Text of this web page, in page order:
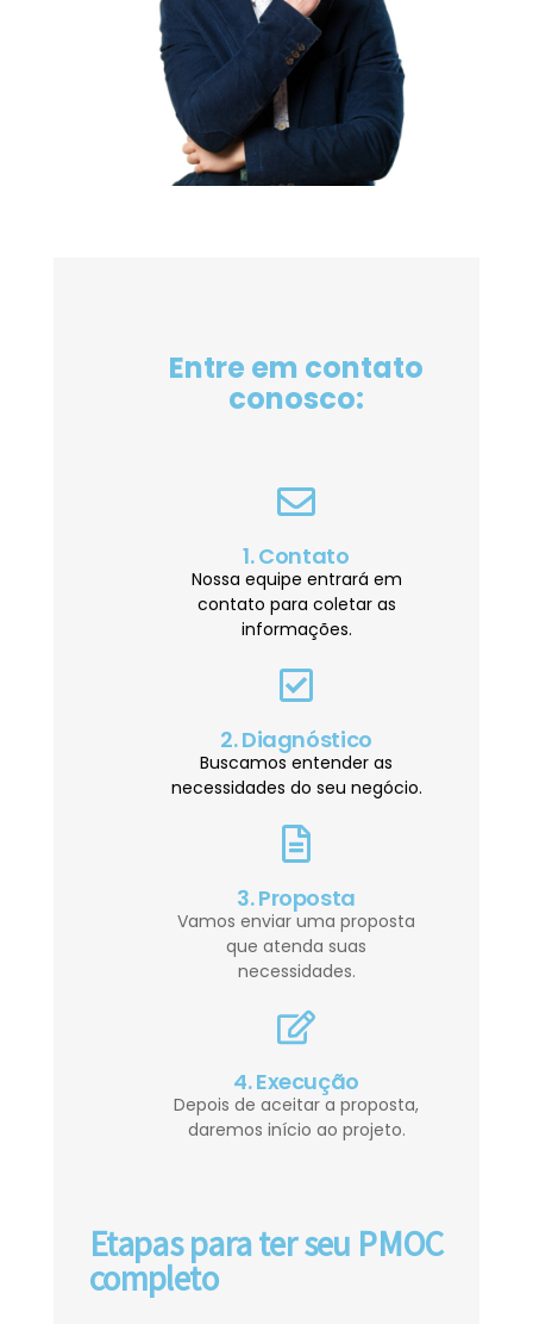
Entre em contato
conosco:
1. Contato
Nossa equipe entrará em
contato para coletar as
informações.
2. Diagnóstico
Buscamos entender as
necessidades do seu negócio.
3. Proposta
Vamos enviar uma proposta
que atenda suas
necessidades.
4. Execução
Depois de aceitar a proposta,
daremos início ao projeto.
Etapas para ter seu PMOC
completo